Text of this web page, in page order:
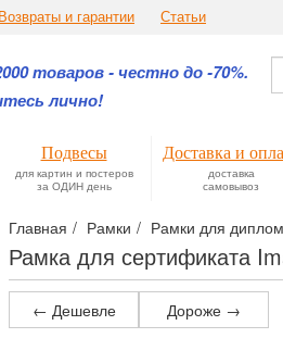
Возвраты и гарантии Статьи
товаров - честно до -70%.
лично!
Подвесы
для картин и постеров
за ОДИН день
Доставка и
доставка
самовывоз
Главная Рамки Рамки для
Рамка для сертификата
← Дешевле Дороже →